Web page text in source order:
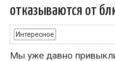
отказываются от
Интересное
Мы уже давно